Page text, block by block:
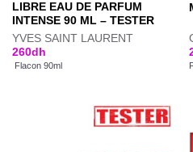
LIBRE EAU DE PARFUM
INTENSE 90 ML – TESTER
YVES SAINT LAURENT
260dh
Flacon 90ml